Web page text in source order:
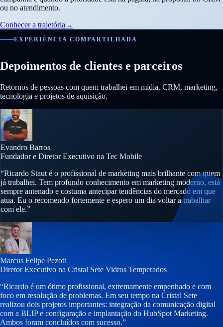
ou no atendimento.
Conhecer a trajetória →
EXPERIÊNCIA COMPARTILHADA
Depoimentos de clientes e parceiros
Retornos de pessoas com quem trabalhei em mídia, CRM, marketing,
tecnologia e projetos de aquisição.
Evandro Barros
Fundador e Diretor Executivo na Tec Mobile
“Ricardo Staut é o profissional de marketing mais brilhante com quem
já trabalhei. Tem profundo conhecimento em marketing moderno, está
sempre antenado e costuma antecipar tendências do mercado em que
atua. Eu o recomendo fortemente e espero um dia voltar a trabalhar
com ele.”
Marcus Felipe Pezott
Diretor Executivo na Cristal Sete Vidros Temperados
“Ricardo é um ótimo profissional, extremamente empenhado e com
foco em resolução de problemas. Em seu tempo na Cristal Sete
realizou dois projetos importantes: integração da comunicação digital
com a BLIP e configuração e implantação do HubSpot Marketing.
Ambos foram concluídos com sucesso.”